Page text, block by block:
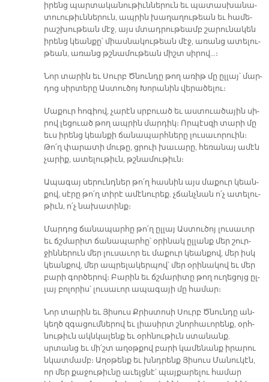
ի­րենց պար­տա­կա­նու­թիւն­նե­րուն եւ պա­տաս­խա­նա­
տուու­թիւն­նե­րուն, ապ­րին խա­ղա­ղու­թեան եւ հա­մե­
րաշ­խու­թեան մէջ, այս մտադ­րու­թեամբ շա­րու­նա­կեն
ի­րենց կեան­քը՝ միաս­նա­կու­թեան մէջ, ա­ռանց ա­տե­լու­
թեան, ա­ռանց թշնա­մու­թեան միշտ սի­րով…։
Նոր տա­րին եւ Սուրբ Ծնուն­դը թող ա­ռիթ մը ըլ­լայ՝ մար­
դոց սիր­տե­րը Աս­տու­ծոյ Խո­րա­նին վե­րա­ծե­լու։
Մա­քուր հո­գիով, չա­րէն սրբուած եւ աս­տուա­ծա­յին սի­
րով լե­ցուած թող ապ­րին մար­դիկ։ Որ­պէս­զի տա­րի մը
եւս ի­րենց կեան­քի ճա­նա­պարհ­նե­րը լու­սա­ւո­րուին։
Թո՛ղ փա­րա­տի մու­թը, ցրուի խա­ւա­րը, հե­ռա­նայ ա­մէն
չա­րիք, ա­տե­լու­թիւն, թշնա­մու­թիւն։
Ա­պա­գայ սե­րունդ­ներ թո՛ղ հաս­նին այս մա­քուր կեան­
քով, սէ­րը թո՛ղ տի­րէ ա­մէ­նու­րեք. չճանչ­նան ո՛չ ա­տե­լու­
թիւն, ո՛չ նա­խա­տինք։
Մար­դոց ճա­նա­պար­հը թո՛ղ ըլ­լայ Աս­տու­ծոյ լու­սա­ւոր
եւ ճշմա­րիտ ճա­նա­պար­հը՝ օ­րի­նակ ըլ­լանք մեր շուր­
ջին­նե­րուն մեր լու­սա­ւոր եւ մա­քուր կեան­քով, մեր իսկ
կեան­քով, մեր ապ­րե­լա­կեր­պով՝ մեր օ­րի­նա­կով եւ մեր
բա­րի գոր­ծե­րով։ Բա­րին եւ ճշմա­րի­տը թող ու­ղե­ցոյց ըլ­
լայ բո­լո­րիս՝ լու­սա­ւոր ա­պա­գա­յի մը հա­մար։
Նոր տա­րին եւ Յի­սուս Քրիս­տո­սի Սուրբ Ծնուն­դը ան­
կեղծ զգա­ցում­նե­րով եւ լիա­սիրտ շնոր­հա­ւո­րենք, օրհ­
նու­թիւն ակն­կա­լենք եւ օրհ­նու­թիւն ստա­նանք.
սրտանց եւ մի՛շտ ա­ղօթ­քով բա­րի կա­մե­նանք ի­րա­րու
նկատ­մամբ։ Ա­ղօ­թենք եւ խնդրենք Յի­սուս Մա­նու­կէն,
որ մեր քա­ջու­թիւ­նը ա­ւելց­նէ՝ պայ­քա­րե­լու հա­մար